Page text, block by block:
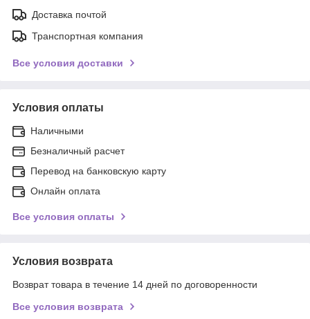
Доставка почтой
Транспортная компания
Все условия доставки
Условия оплаты
Наличными
Безналичный расчет
Перевод на банковскую карту
Онлайн оплата
Все условия оплаты
Условия возврата
Возврат товара в течение 14 дней по договоренности
Все условия возврата